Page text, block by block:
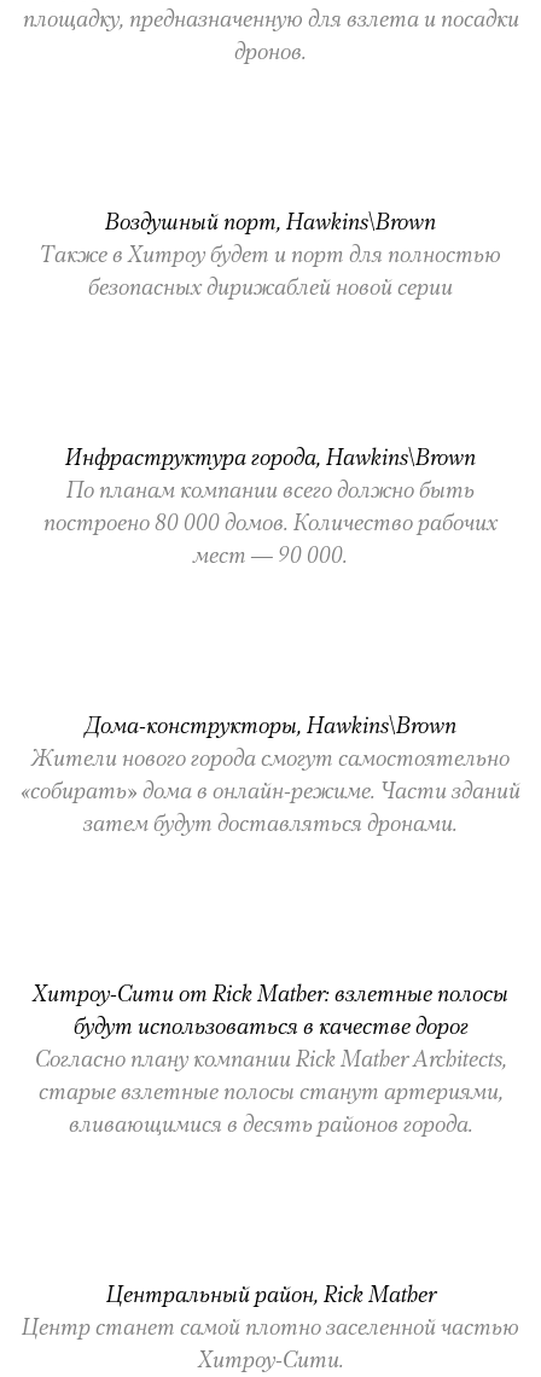
площадку, предназначенную для взлета и посадки
дронов.
Воздушный порт, Hawkins\Brown
Также в Хитроу будет и порт для полностью
безопасных дирижаблей новой серии
Инфраструктура города, Hawkins\Brown
По планам компании всего должно быть
построено 80 000 домов. Количество рабочих
мест — 90 000.
Дома-конструкторы, Hawkins\Brown
Жители нового города смогут самостоятельно
«собирать» дома в онлайн-режиме. Части зданий
затем будут доставляться дронами.
Хитроу-Сити от Rick Mather: взлетные полосы
будут использоваться в качестве дорог
Согласно плану компании Rick Mather Architects,
старые взлетные полосы станут артериями,
вливающимися в десять районов города.
Центральный район, Rick Mather
Центр станет самой плотно заселенной частью
Хитроу-Сити.